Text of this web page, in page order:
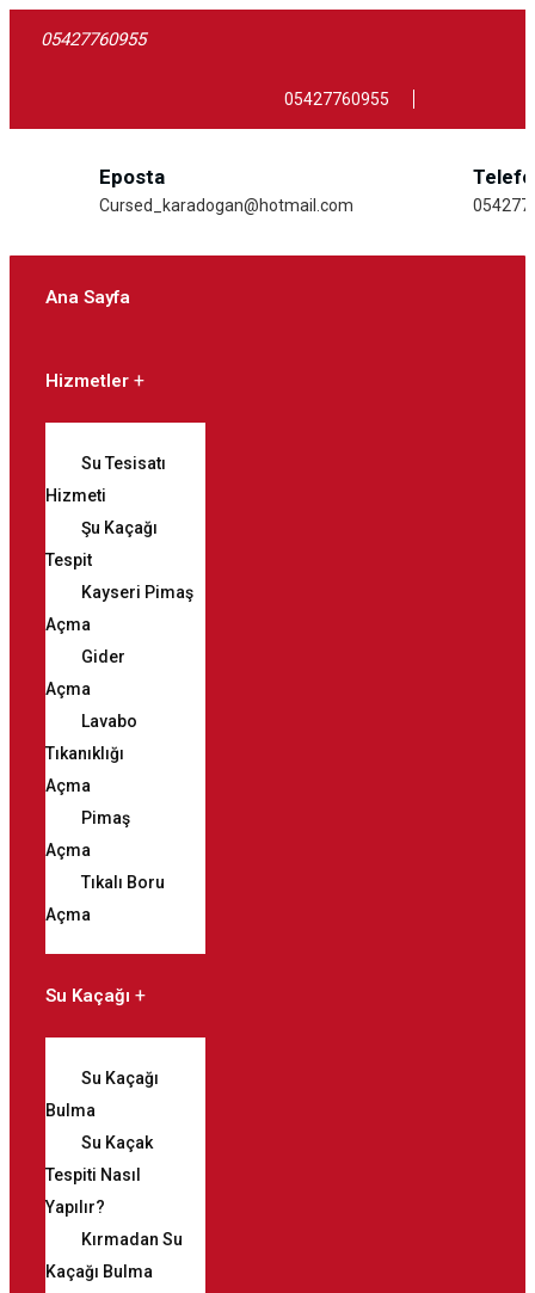
05427760955
05427760955
Eposta
Cursed_karadogan@hotmail.com
Ana Sayfa
Hizmetler
Su Tesisatı
Hizmeti
Şu Kaçağı
Tespit
Kayseri Pimaş
Açma
Gider
Açma
Lavabo
Tıkanıklığı
Açma
Pimaş
Açma
Tıkalı Boru
Açma
Su Kaçağı
Su Kaçağı
Bulma
Su Kaçak
Tespiti Nasıl
Yapılır?
Kırmadan Su
Kaçağı Bulma